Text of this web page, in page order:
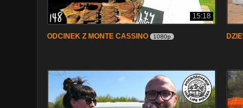
15:18
ODCINEK Z MONTE CASSINO 1080p